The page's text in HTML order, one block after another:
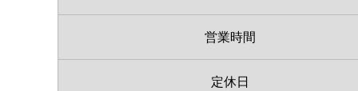
営業時間
定休日